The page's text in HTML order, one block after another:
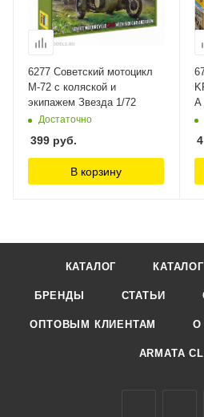
6277 Советский мотоцикл
М-72 с коляской и
экипажем Звезда 1/72
Достаточно
399 руб.
В корзину
A
КАТАЛОГ
БРЕНДЫ СТАТЬИ
ОПТОВЫМ КЛИЕНТАМ О
ARMATA